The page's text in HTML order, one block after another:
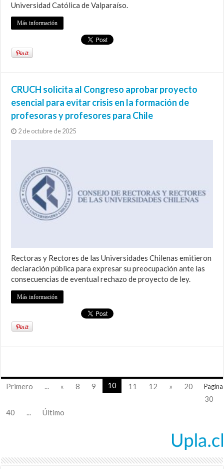
Universidad Católica de Valparaíso.
Más información
CRUCH solicita al Congreso aprobar proyecto
esencial para evitar crisis en la formación de
profesoras y profesores para Chile
2 de octubre de 2025
Rectoras y Rectores de las Universidades Chilenas emitieron
declaración pública para expresar su preocupación ante las
consecuencias de eventual rechazo de proyecto de ley.
Más información
Pagina
Primero ... « 8 9 10 11 12 »
20
30
40
... Último